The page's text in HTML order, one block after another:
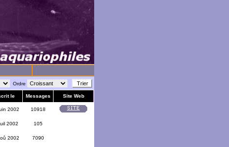
Ordre
le Messages Site Web
2002 10918
2002 105
2002 7090